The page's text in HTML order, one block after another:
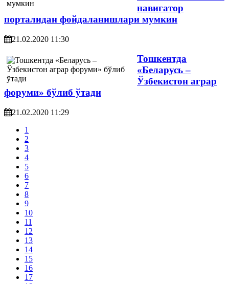
навигатор
порталидан фойдаланишлари мумкин
21.02.2020 11:30
Тошкентда
«Беларусь –
Ўзбекистон аграр
форуми» бўлиб ўтади
21.02.2020 11:29
1
2
3
4
5
6
7
8
9
10
11
12
13
14
15
16
17